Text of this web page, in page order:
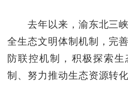
去年以来，渝东北三峡
全生态文明体制机制，完
防联控机制，积极探索
制、努力推动生态资源转